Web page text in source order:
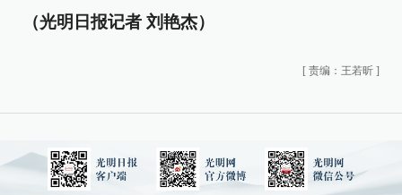
（光明日报记者 刘艳杰）
[ 责编：王若昕 ]